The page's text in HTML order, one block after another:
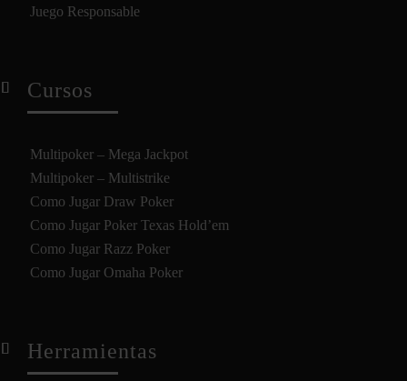
Juego Responsable
Cursos
Multipoker – Mega Jackpot
Multipoker – Multistrike
Como Jugar Draw Poker
Como Jugar Poker Texas Hold’em
Como Jugar Razz Poker
Como Jugar Omaha Poker
Herramientas